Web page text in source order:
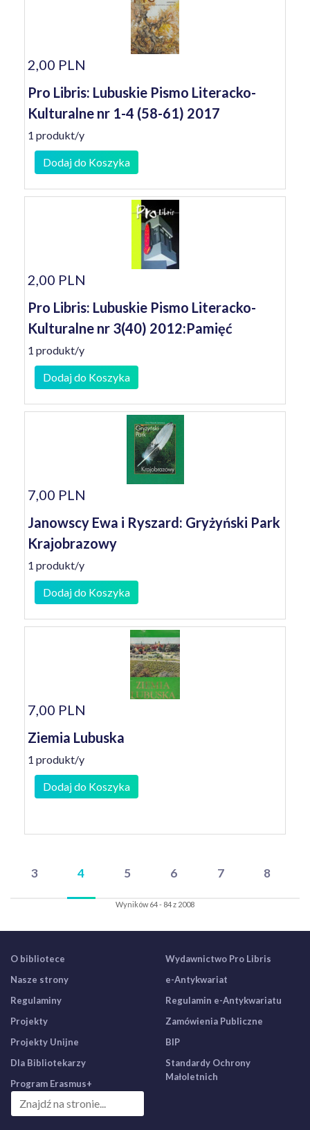
2,00 PLN
Pro Libris: Lubuskie Pismo Literacko-
Kulturalne nr 1-4 (58-61) 2017
1 produkt/y
Dodaj do Koszyka
2,00 PLN
Pro Libris: Lubuskie Pismo Literacko-
Kulturalne nr 3(40) 2012:Pamięć
1 produkt/y
Dodaj do Koszyka
7,00 PLN
Janowscy Ewa i Ryszard: Gryżyński Park
Krajobrazowy
1 produkt/y
Dodaj do Koszyka
7,00 PLN
Ziemia Lubuska
1 produkt/y
Dodaj do Koszyka
3 4 5 6 7 8
Wyników 64 - 84 z 2008
O bibliotece
Nasze strony
Regulaminy
Projekty
Projekty Unijne
Dla Bibliotekarzy
Program Erasmus+
Wydawnictwo Pro Libris
e-Antykwariat
Regulamin e-Antykwariatu
Zamówienia Publiczne
BIP
Standardy Ochrony
Małoletnich